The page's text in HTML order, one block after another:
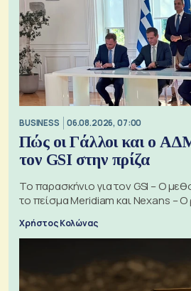
BUSINESS 06.08.2026, 07:00
Πώς οι Γάλλοι και ο
τον GSI στην πρίζα
Το παρασκήνιο για τον GSI – Ο
το πείσμα Meridiam και Nexans –
Χρήστος Κολώνας